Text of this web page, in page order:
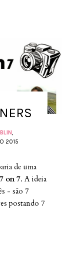
2015
de uma
7 on 7. A ideia
- são 7
postando 7